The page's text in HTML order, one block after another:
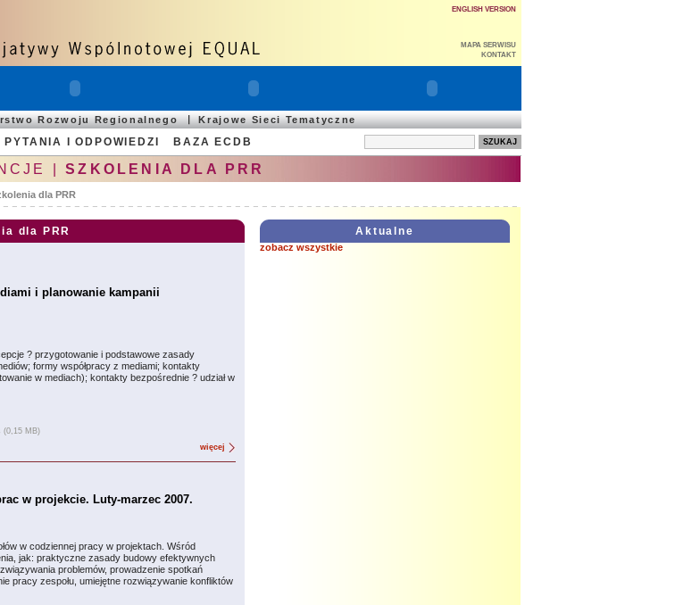
ENGLISH VERSION
MAPA SERWISU
KONTAKT
Rozwoju Regionalnego Krajowe Sieci Tematyczne
PYTANIA I ODPOWIEDZI BAZA ECDB
|SZKOLENIA DLA PRR
dla PRR
dla PRR
i planowanie kampanii
? przygotowanie i podstawowe zasady
formy współpracy z mediami; kontakty
w mediach); kontakty bezpośrednie ? udział w
(0,15 MB)
więcej
w projekcie. Luty-marzec 2007.
w codziennej pracy w projektach. Wśród
jak: praktyczne zasady budowy efektywnych
problemów, prowadzenie spotkań
pracy zespołu, umiejętne rozwiązywanie konfliktów
Aktualne
zobacz wszystkie